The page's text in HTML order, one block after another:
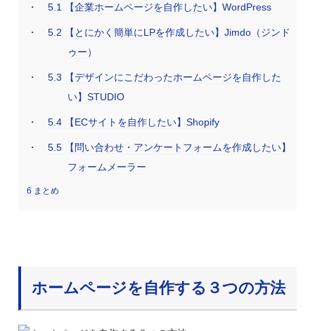
5.1 【企業ホームページを自作したい】WordPress
5.2 【とにかく簡単にLPを作成したい】Jimdo（ジンド
ゥー）
5.3 【デザインにこだわったホームページを自作した
い】STUDIO
5.4【ECサイトを自作したい】Shopify
5.5【問い合わせ・アンケートフォームを作成したい】
フォームメーラー
6 まとめ
ホームページを自作する３つの方法